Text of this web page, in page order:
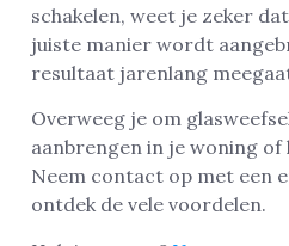
schakelen, weet je zeker
juiste manier wordt
resultaat jarenlang
Overweeg je om
aanbrengen in je woning
Neem contact op met een
ontdek de vele voordelen.